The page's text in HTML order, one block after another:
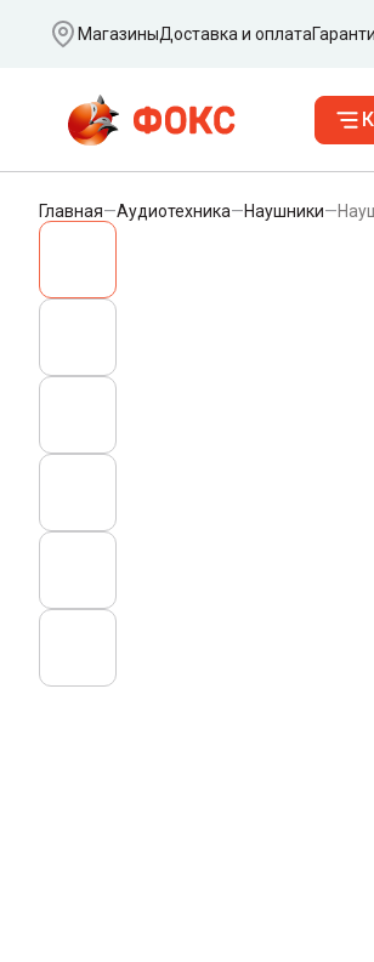
Ваш город
МагазиныДоставка и оплата
Главная—Аудиотехника—Наушники—